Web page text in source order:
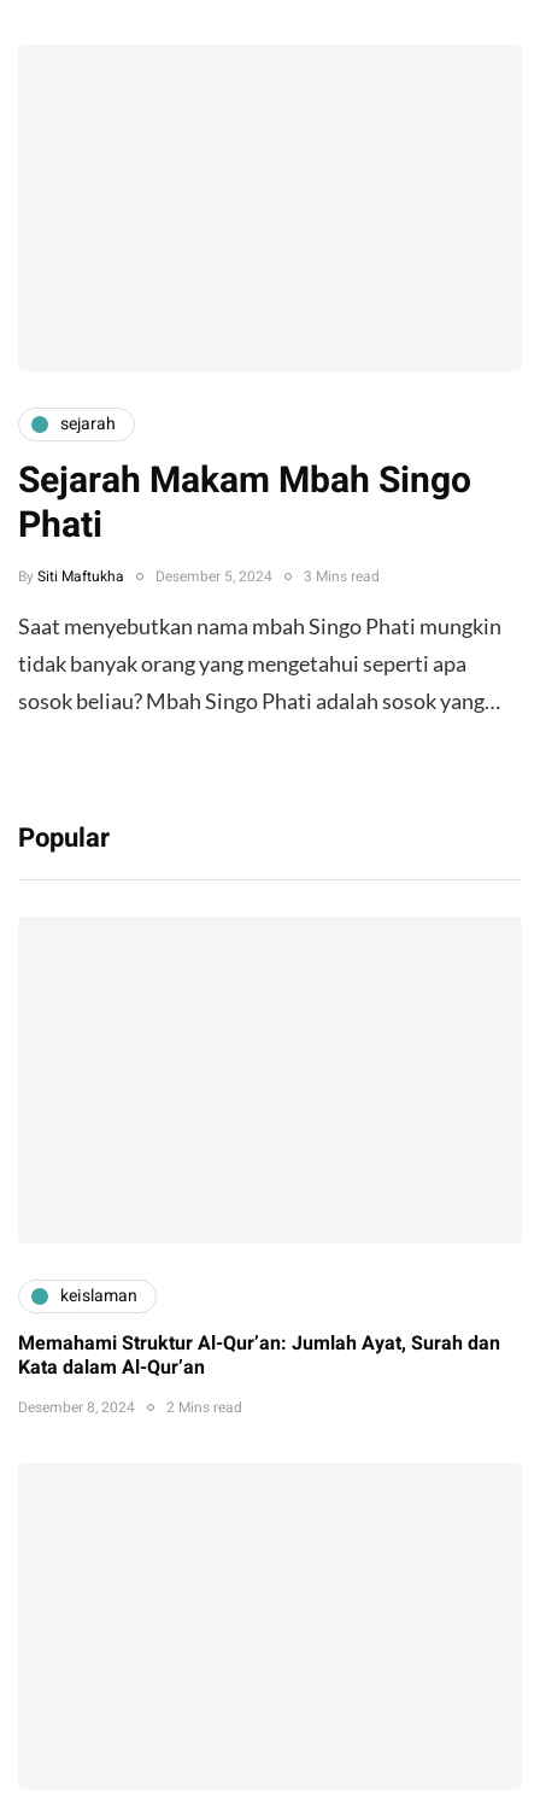
sejarah
Sejarah Makam Mbah Singo
Phati
By Siti Maftukha Desember 5, 2024 3 Mins read
Saat menyebutkan nama mbah Singo Phati mungkin
tidak banyak orang yang mengetahui seperti apa
sosok beliau? Mbah Singo Phati adalah sosok yang…
Popular
keislaman
Memahami Struktur Al-Qur’an: Jumlah Ayat, Surah dan
Kata dalam Al-Qur’an
Desember 8, 2024 2 Mins read